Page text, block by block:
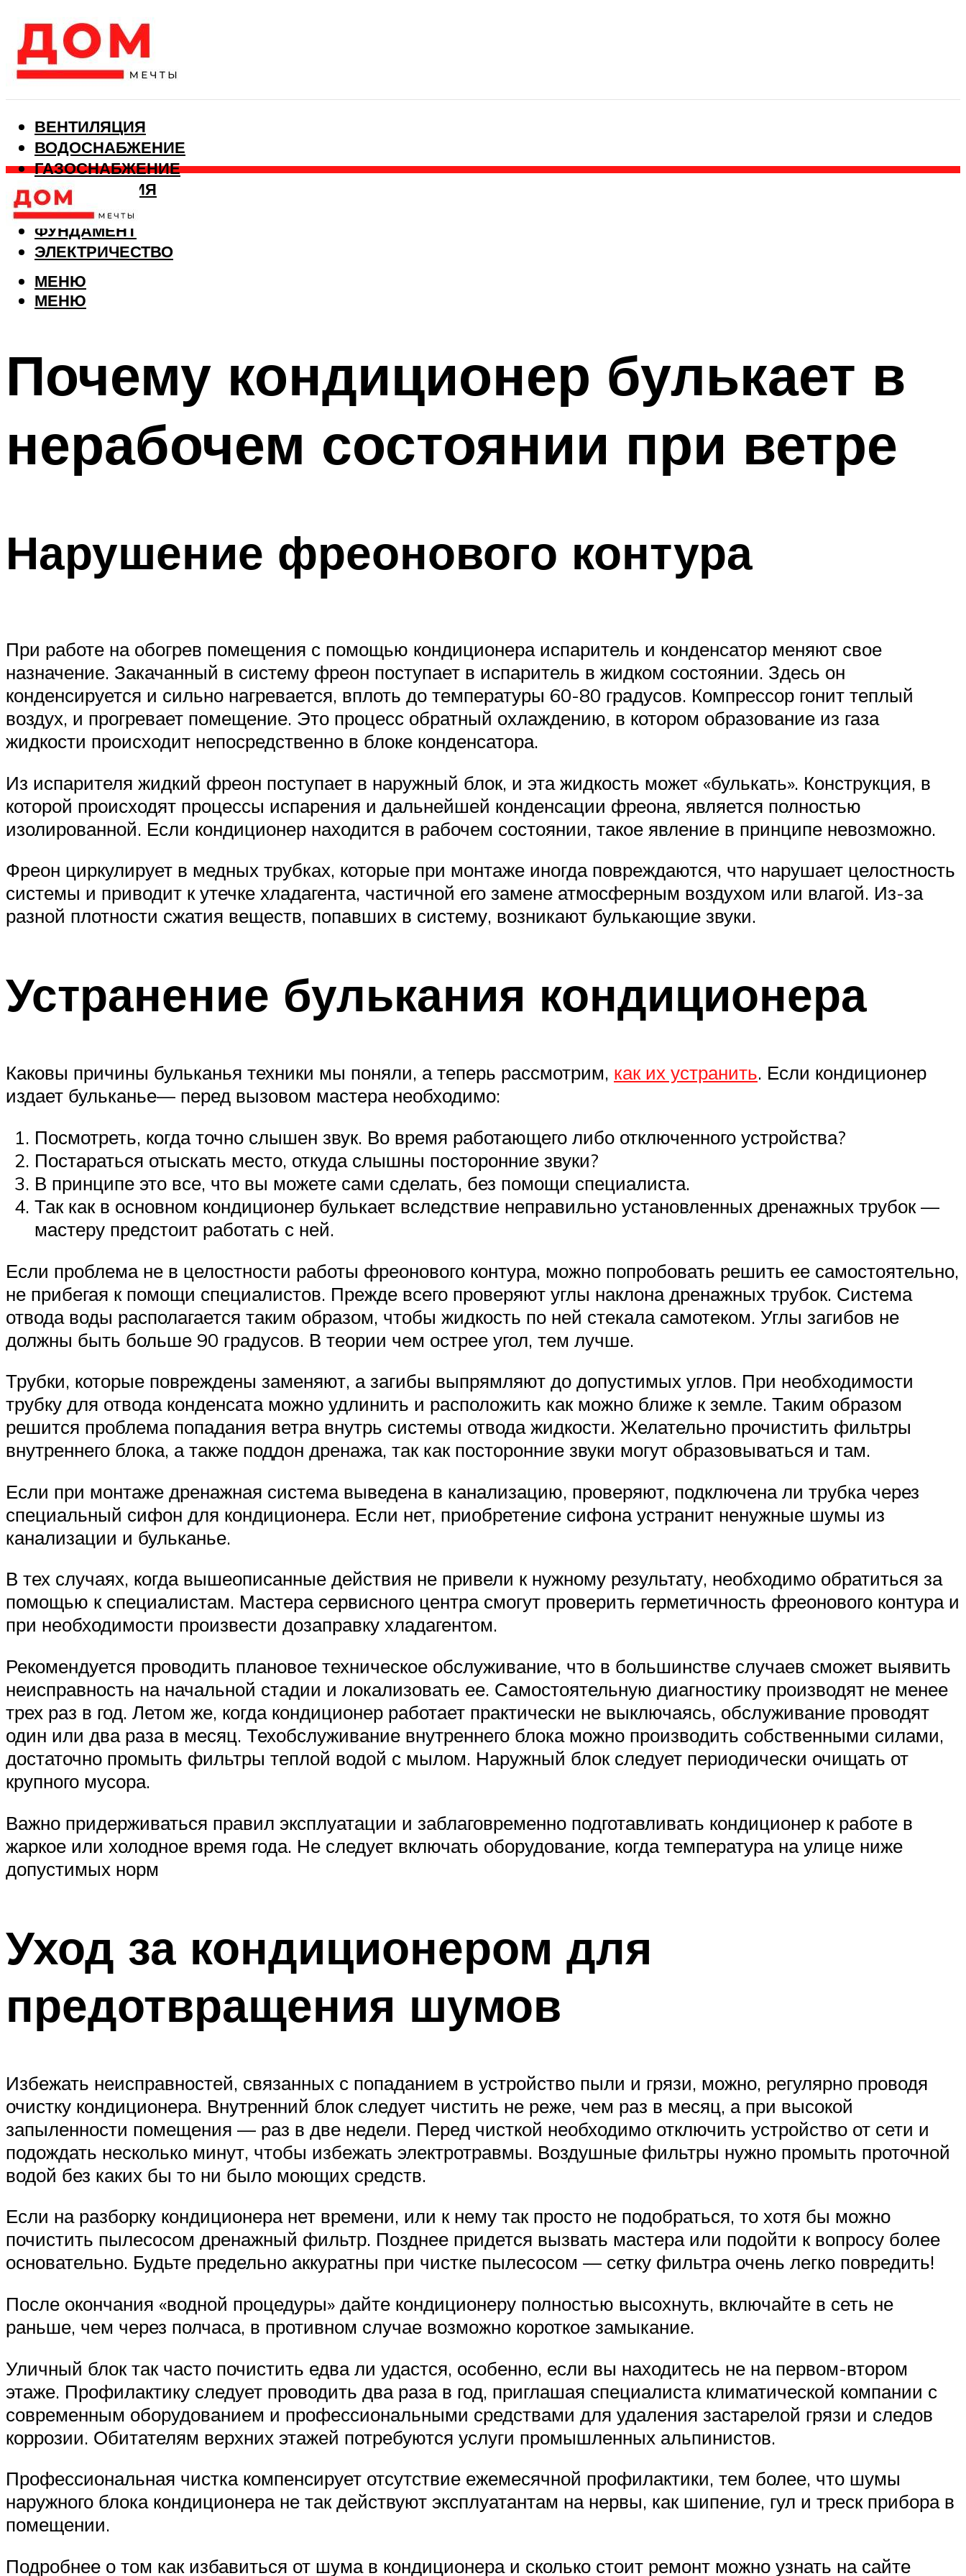
ВЕНТИЛЯЦИЯ
ВОДОСНАБЖЕНИЕ
ГАЗОСНАБЖЕНИЕ
КАНАЛИЗАЦИЯ
ОТОПЛЕНИЕ
ФУНДАМЕНТ
ЭЛЕКТРИЧЕСТВО
МЕНЮ
МЕНЮ
Почему кондиционер булькает в
нерабочем состоянии при ветре
Нарушение фреонового контура
При работе на обогрев помещения с помощью кондиционера испаритель и конденсатор меняют свое
назначение. Закачанный в систему фреон поступает в испаритель в жидком состоянии. Здесь он
конденсируется и сильно нагревается, вплоть до температуры 60-80 градусов. Компрессор гонит теплый
воздух, и прогревает помещение. Это процесс обратный охлаждению, в котором образование из газа
жидкости происходит непосредственно в блоке конденсатора.
Из испарителя жидкий фреон поступает в наружный блок, и эта жидкость может «булькать». Конструкция, в
которой происходят процессы испарения и дальнейшей конденсации фреона, является полностью
изолированной. Если кондиционер находится в рабочем состоянии, такое явление в принципе невозможно.
Фреон циркулирует в медных трубках, которые при монтаже иногда повреждаются, что нарушает целостность
системы и приводит к утечке хладагента, частичной его замене атмосферным воздухом или влагой. Из-за
разной плотности сжатия веществ, попавших в систему, возникают булькающие звуки.
Устранение булькания кондиционера
Каковы причины бульканья техники мы поняли, а теперь рассмотрим, как их устранить. Если кондиционер
издает бульканье— перед вызовом мастера необходимо:
Посмотреть, когда точно слышен звук. Во время работающего либо отключенного устройства?
Постараться отыскать место, откуда слышны посторонние звуки?
В принципе это все, что вы можете сами сделать, без помощи специалиста.
Так как в основном кондиционер булькает вследствие неправильно установленных дренажных трубок —
мастеру предстоит работать с ней.
Если проблема не в целостности работы фреонового контура, можно попробовать решить ее самостоятельно,
не прибегая к помощи специалистов. Прежде всего проверяют углы наклона дренажных трубок. Система
отвода воды располагается таким образом, чтобы жидкость по ней стекала самотеком. Углы загибов не
должны быть больше 90 градусов. В теории чем острее угол, тем лучше.
Трубки, которые повреждены заменяют, а загибы выпрямляют до допустимых углов. При необходимости
трубку для отвода конденсата можно удлинить и расположить как можно ближе к земле. Таким образом
решится проблема попадания ветра внутрь системы отвода жидкости. Желательно прочистить фильтры
внутреннего блока, а также поддон дренажа, так как посторонние звуки могут образовываться и там.
Если при монтаже дренажная система выведена в канализацию, проверяют, подключена ли трубка через
специальный сифон для кондиционера. Если нет, приобретение сифона устранит ненужные шумы из
канализации и бульканье.
В тех случаях, когда вышеописанные действия не привели к нужному результату, необходимо обратиться за
помощью к специалистам. Мастера сервисного центра смогут проверить герметичность фреонового контура и
при необходимости произвести дозаправку хладагентом.
Рекомендуется проводить плановое техническое обслуживание, что в большинстве случаев сможет выявить
неисправность на начальной стадии и локализовать ее. Самостоятельную диагностику производят не менее
трех раз в год. Летом же, когда кондиционер работает практически не выключаясь, обслуживание проводят
один или два раза в месяц. Техобслуживание внутреннего блока можно производить собственными силами,
достаточно промыть фильтры теплой водой с мылом. Наружный блок следует периодически очищать от
крупного мусора.
Важно придерживаться правил эксплуатации и заблаговременно подготавливать кондиционер к работе в
жаркое или холодное время года. Не следует включать оборудование, когда температура на улице ниже
допустимых норм
Уход за кондиционером для
предотвращения шумов
Избежать неисправностей, связанных с попаданием в устройство пыли и грязи, можно, регулярно проводя
очистку кондиционера. Внутренний блок следует чистить не реже, чем раз в месяц, а при высокой
запыленности помещения — раз в две недели. Перед чисткой необходимо отключить устройство от сети и
подождать несколько минут, чтобы избежать электротравмы. Воздушные фильтры нужно промыть проточной
водой без каких бы то ни было моющих средств.
Если на разборку кондиционера нет времени, или к нему так просто не подобраться, то хотя бы можно
почистить пылесосом дренажный фильтр. Позднее придется вызвать мастера или подойти к вопросу более
основательно. Будьте предельно аккуратны при чистке пылесосом — сетку фильтра очень легко повредить!
После окончания «водной процедуры» дайте кондиционеру полностью высохнуть, включайте в сеть не
раньше, чем через полчаса, в противном случае возможно короткое замыкание.
Уличный блок так часто почистить едва ли удастся, особенно, если вы находитесь не на первом-втором
этаже. Профилактику следует проводить два раза в год, приглашая специалиста климатической компании с
современным оборудованием и профессиональными средствами для удаления застарелой грязи и следов
коррозии. Обитателям верхних этажей потребуются услуги промышленных альпинистов.
Профессиональная чистка компенсирует отсутствие ежемесячной профилактики, тем более, что шумы
наружного блока кондиционера не так действуют эксплуатантам на нервы, как шипение, гул и треск прибора в
помещении.
Подробнее о том как избавиться от шума в кондиционера и сколько стоит ремонт можно узнать на сайте